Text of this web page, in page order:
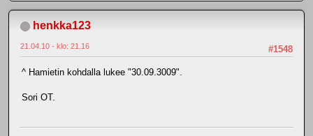
henkka123
#1548
21.04.10 - klo: 21.16
^ Hamietin kohdalla lukee "30.09.3009".
Sori OT.